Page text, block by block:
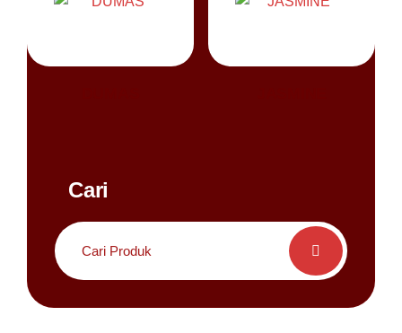
Cari
Search
for: